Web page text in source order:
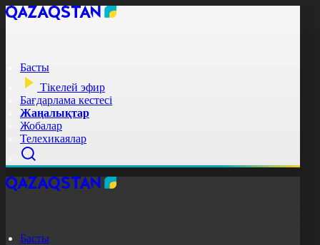
Басты
Тікелей эфир
Бағдарлама кестесі
Жаңалықтар
Жобалар
Телехикаялар
Басты